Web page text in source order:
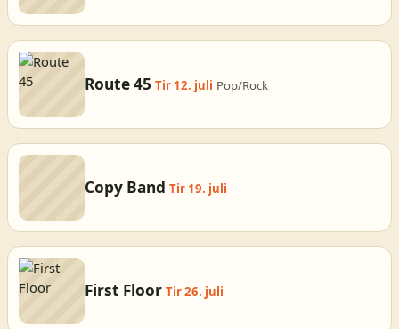
Route 45 Tir 12. juli Pop/Rock
Copy Band Tir 19. juli
First Floor Tir 26. juli